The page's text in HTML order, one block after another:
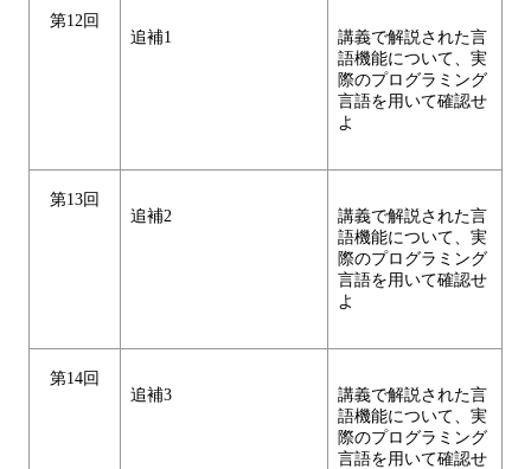
第12回
追補1
講義で解説された言
語機能について、実
際のプログラミング
言語を用いて確認せ
よ
第13回
追補2
講義で解説された言
語機能について、実
際のプログラミング
言語を用いて確認せ
よ
第14回
追補3
講義で解説された言
語機能について、実
際のプログラミング
言語を用いて確認せ